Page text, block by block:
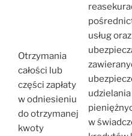
Otrzymania
całości lub
części zapłaty
w odniesieniu
do otrzymanej
kwoty
usług
w